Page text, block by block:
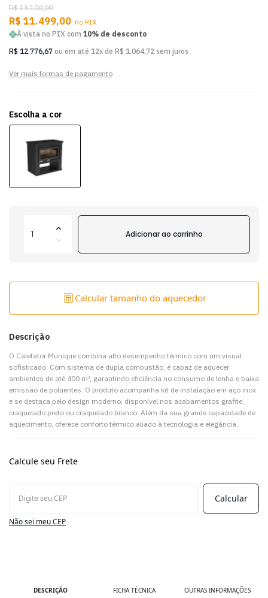
R$ 13.100,00
R$ 11.499,00 no PIX
À vista no PIX com 10% de desconto
R$ 12.776,67 ou em até 12x de R$ 1.064,72 sem juros
Ver mais formas de pagamento
Descrição
O Calefator Munique combina alto desempenho térmico com um visual
sofisticado. Com sistema de dupla combustão, é capaz de aquecer
ambientes de até 400 m³, garantindo eficiência no consumo de lenha e baixa
emissão de poluentes. O produto acompanha kit de instalação em aço inox
e se destaca pelo design moderno, disponível nos acabamentos grafite,
craquelado preto ou craquelado branco. Além da sua grande capacidade de
aquecimento, oferece conforto térmico aliado à tecnologia e elegância.
Escolha a cor
Adicionar ao carrinho
Calcular tamanho do aquecedor
Calcule seu Frete
Não sei meu CEP
DESCRIÇÃO FICHA TÉCNICA OUTRAS INFORMAÇÕES